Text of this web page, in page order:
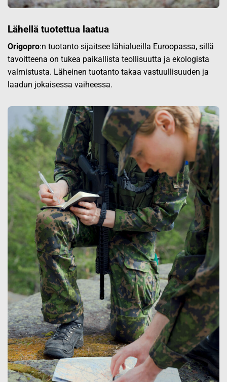
Lähellä tuotettua laatua
Origopro:n tuotanto sijaitsee lähialueilla Euroopassa, sillä
tavoitteena on tukea paikallista teollisuutta ja ekologista
valmistusta. Läheinen tuotanto takaa vastuullisuuden ja
laadun jokaisessa vaiheessa.